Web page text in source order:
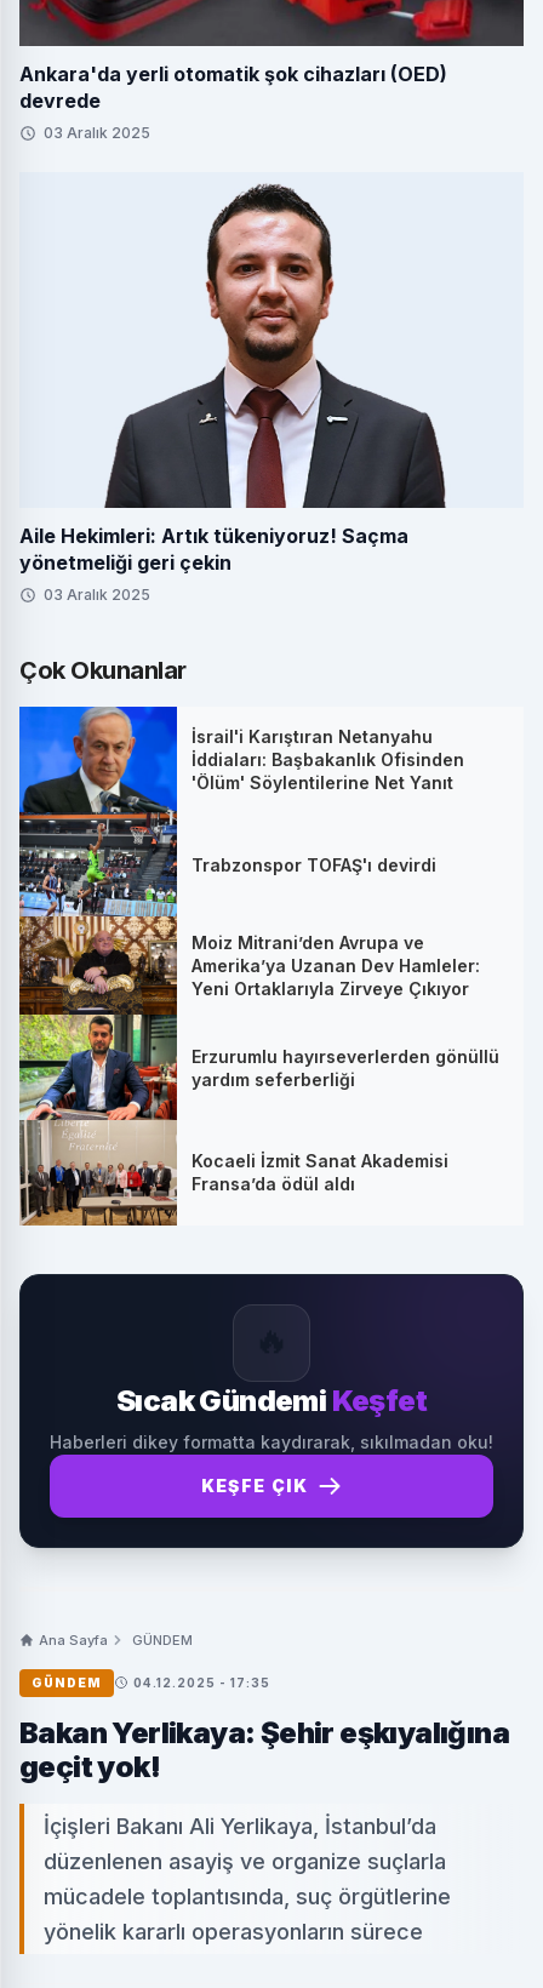
Ankara'da yerli otomatik şok cihazları (OED)
devrede
03 Aralık 2025
Aile Hekimleri: Artık tükeniyoruz! Saçma
yönetmeliği geri çekin
03 Aralık 2025
Çok Okunanlar
İsrail'i Karıştıran Netanyahu
İddiaları: Başbakanlık Ofisinden
'Ölüm' Söylentilerine Net Yanıt
Trabzonspor TOFAŞ'ı devirdi
Moiz Mitrani’den Avrupa ve
Amerika’ya Uzanan Dev Hamleler:
Yeni Ortaklarıyla Zirveye Çıkıyor
Erzurumlu hayırseverlerden gönüllü
yardım seferberliği
Kocaeli İzmit Sanat Akademisi
Fransa’da ödül aldı
Sıcak Gündemi Keşfet
Haberleri dikey formatta kaydırarak, sıkılmadan oku!
KEŞFE ÇIK
Ana Sayfa GÜNDEM
GÜNDEM 04.12.2025 - 17:35
Bakan Yerlikaya: Şehir eşkıyalığına
geçit yok!
İçişleri Bakanı Ali Yerlikaya, İstanbul’da
düzenlenen asayiş ve organize suçlarla
mücadele toplantısında, suç örgütlerine
yönelik kararlı operasyonların sürece